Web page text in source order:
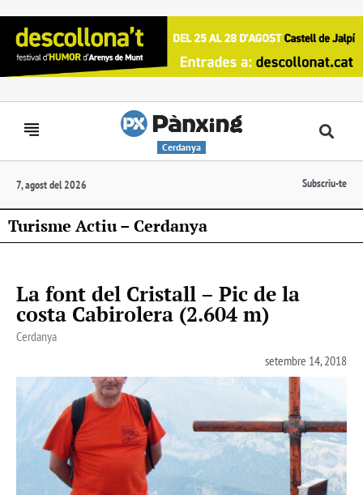
Cerdanya
7, agost del 2026 Subscriu-te
Turisme Actiu – Cerdanya
La font del Cristall – Pic de la
costa Cabirolera (2.604 m)
Cerdanya
setembre 14, 2018